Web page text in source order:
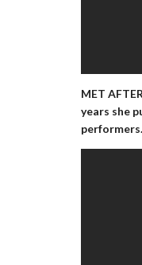
MET
years she